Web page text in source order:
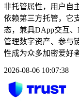
非托管属性，用户自
依赖第三方托管，它
态，兼具DApp交互
管理数字资产、参与
性成为众多加密爱好
2026-08-06 10:07:38